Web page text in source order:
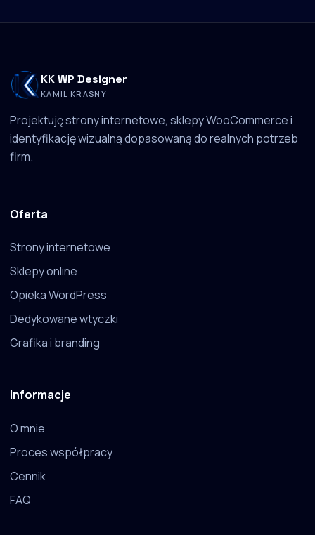
KK WP Designer
KAMIL KRASNY
Projektuję strony internetowe, sklepy WooCommerce i
identyfikację wizualną dopasowaną do realnych potrzeb
firm.
Oferta
Strony internetowe
Sklepy online
Opieka WordPress
Dedykowane wtyczki
Grafika i branding
Informacje
O mnie
Proces współpracy
Cennik
FAQ